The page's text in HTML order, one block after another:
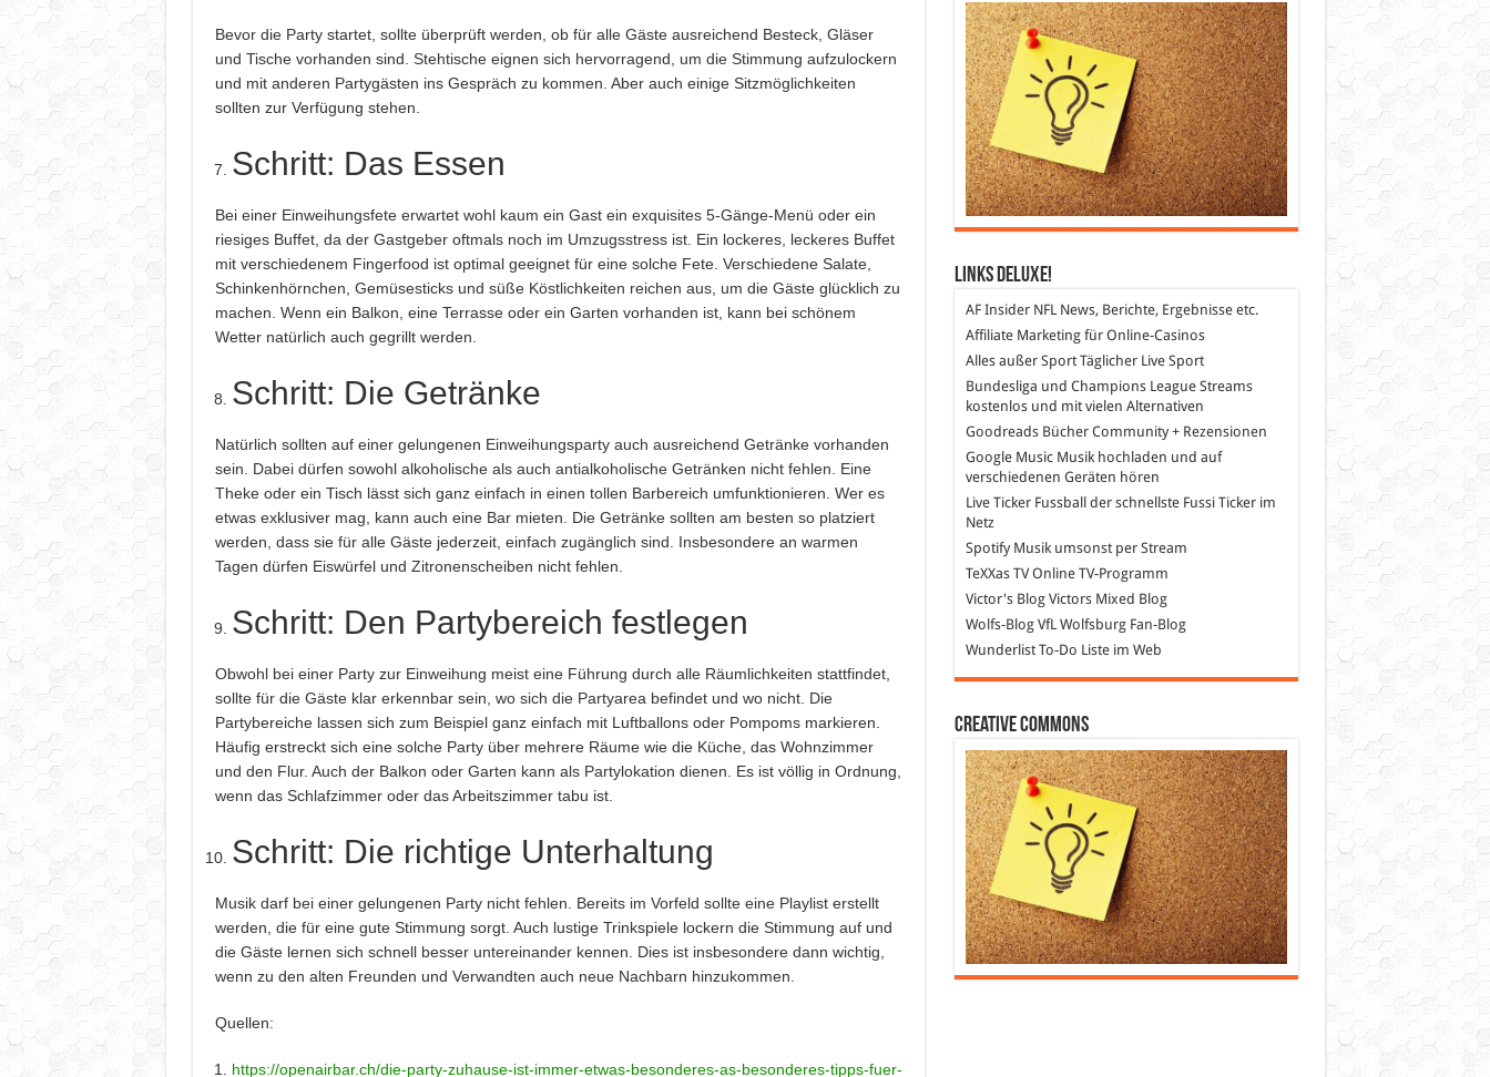
Bevor die Party startet, sollte überprüft werden, ob für alle Gäste ausreichend Besteck, Gläser
und Tische vorhanden sind. Stehtische eignen sich hervorragend, um die Stimmung aufzulockern
und mit anderen Partygästen ins Gespräch zu kommen. Aber auch einige Sitzmöglichkeiten
sollten zur Verfügung stehen.
Schritt: Das Essen
Bei einer Einweihungsfete erwartet wohl kaum ein Gast ein exquisites 5-Gänge-Menü oder ein
riesiges Buffet, da der Gastgeber oftmals noch im Umzugsstress ist. Ein lockeres, leckeres Buffet
mit verschiedenem Fingerfood ist optimal geeignet für eine solche Fete. Verschiedene Salate,
Schinkenhörnchen, Gemüsesticks und süße Köstlichkeiten reichen aus, um die Gäste glücklich zu
machen. Wenn ein Balkon, eine Terrasse oder ein Garten vorhanden ist, kann bei schönem
Wetter natürlich auch gegrillt werden.
Schritt: Die Getränke
Natürlich sollten auf einer gelungenen Einweihungsparty auch ausreichend Getränke vorhanden
sein. Dabei dürfen sowohl alkoholische als auch antialkoholische Getränken nicht fehlen. Eine
Theke oder ein Tisch lässt sich ganz einfach in einen tollen Barbereich umfunktionieren. Wer es
etwas exklusiver mag, kann auch eine Bar mieten. Die Getränke sollten am besten so platziert
werden, dass sie für alle Gäste jederzeit, einfach zugänglich sind. Insbesondere an warmen
Tagen dürfen Eiswürfel und Zitronenscheiben nicht fehlen.
Schritt: Den Partybereich festlegen
Obwohl bei einer Party zur Einweihung meist eine Führung durch alle Räumlichkeiten stattfindet,
sollte für die Gäste klar erkennbar sein, wo sich die Partyarea befindet und wo nicht. Die
Partybereiche lassen sich zum Beispiel ganz einfach mit Luftballons oder Pompoms markieren.
Häufig erstreckt sich eine solche Party über mehrere Räume wie die Küche, das Wohnzimmer
und den Flur. Auch der Balkon oder Garten kann als Partylokation dienen. Es ist völlig in Ordnung,
wenn das Schlafzimmer oder das Arbeitszimmer tabu ist.
Schritt: Die richtige Unterhaltung
Musik darf bei einer gelungenen Party nicht fehlen. Bereits im Vorfeld sollte eine Playlist erstellt
werden, die für eine gute Stimmung sorgt. Auch lustige Trinkspiele lockern die Stimmung auf und
die Gäste lernen sich schnell besser untereinander kennen. Dies ist insbesondere dann wichtig,
wenn zu den alten Freunden und Verwandten auch neue Nachbarn hinzukommen.
Quellen:
https://openairbar.ch/die-party-zuhause-ist-immer-etwas-besonderes-as-besonderes-tipps-fuer-
Links DeLuXe!
AF InsiderNFL News, Berichte, Ergebnisse etc.
Affiliate Marketingfür Online-Casinos
Alles außer SportTäglicher Live Sport
Bundesliga und Champions League Streams
kostenlos und mit vielen Alternativen
GoodreadsBücher Community + Rezensionen
Google MusicMusik hochladen und auf
verschiedenen Geräten hören
Live Ticker Fussball
der schnellste Fussi Ticker im
Netz
SpotifyMusik umsonst per Stream
TeXXas TVOnline TV-Programm
Victor's BlogVictors Mixed Blog
Wolfs-BlogVfL Wolfsburg Fan-Blog
WunderlistTo-Do Liste im Web
Creative Commons